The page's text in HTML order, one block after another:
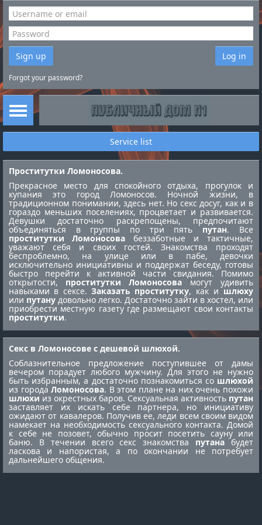
Sign up Log in
Forgot your password?
Service list
Проститутки Ломоносова.
Прекрасное место для спокойного отдыха, прогулок и
купания это город Ломоносов. Ночной жизни, в
традиционном понимании, здесь нет. Но секс досуг, как и в
гораздо меньших поселениях, процветает и развивается.
Девушки достаточно раскрепощены, предпочитают
объединяться в группы по три пять путан. Все
проститутки Ломоносова беззаботные и тактичные,
уважают себя и своих гостей. Знакомства проходят
беспроблемно, на улице или в пабе, девочки
исключительно инициативны и поддержат беседу, готовы
быстро перейти к активной части свидания. Помимо
открытости, проститутки Ломоносова могут удивить
навыками в сексе. Заказать проститутку, как ишлюху
или путану довольно легко. Достаточно зайти в хостел, или
приобрести местную газету где размещают свои контакты
проститутки.
Секс в Ломоносове с дешевой шлюхой.
Соблазнительное предложение поступившее от дамы
вечером порадует любого мужчину. Для этого не нужно
быть избранным, а достаточно познакомиться со шлюхой
из городаЛомоносова. В этом плане на них очень похожи
шлюхииз окрестных баров. Сексуальная активность путан
заставляет их искать себе партнера, но инициативу
ожидают от кавалеров. Получив ее, леди всем своим видом
намекает на необходимость сексуального контакта. Домой
к себе не позовет, обычно просит посетить сауну или
баню. В течении всего секс знакомства путана будет
ласкова и напористая, а по окончании не потребует
дальнейшего общения.